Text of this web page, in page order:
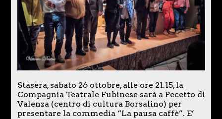
Stasera, sabato 26 ottobre, alle ore 21.15, la
Compagnia Teatrale Fubinese sarà a Pecetto di
Valenza (centro di cultura Borsalino) per
presentare la commedia “La pausa caffè”. E’